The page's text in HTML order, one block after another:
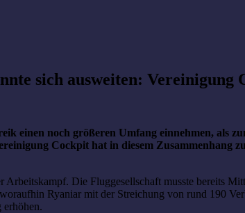
sich ausweiten: Vereinigung
einen noch größeren Umfang einnehmen, als
Cockpit hat in diesem Zusammenhang
Arbeitskampf. Die Fluggesellschaft musste bereits
Ryaniar mit der Streichung von rund 190
erhöhen.